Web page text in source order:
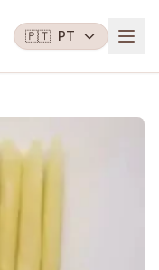
🇵🇹 PT